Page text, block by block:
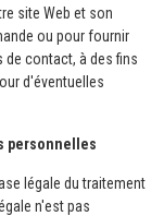
site Web et son
ou pour fournir
de contact, à des fins
d'éventuelles
personnelles
légale du traitement
n'est pas